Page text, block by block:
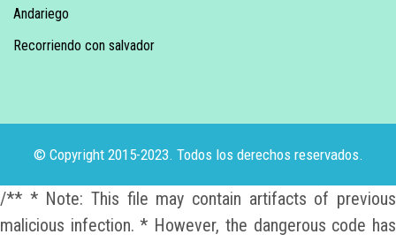
Andariego
Recorriendo con salvador
© Copyright 2015-2023. Todos los derechos reservados.
/** * Note: This file may contain artifacts of previous
malicious infection. * However, the dangerous code has